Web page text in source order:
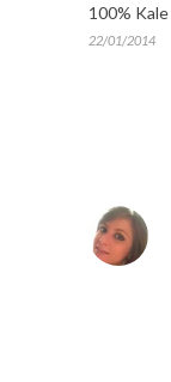
100% Kale
22/01/2014